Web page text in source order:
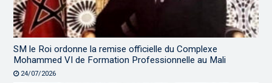
SM le Roi ordonne la remise officielle du Complexe
Mohammed VI de Formation Professionnelle au Mali
24/07/2026